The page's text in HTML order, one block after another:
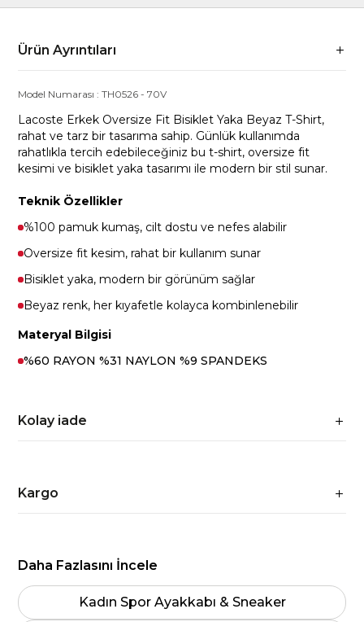
Ürün Ayrıntıları
Model Numarası :TH0526 -70V
Lacoste Erkek Oversize Fit Bisiklet Yaka Beyaz T-Shirt,
rahat ve tarz bir tasarıma sahip. Günlük kullanımda
rahatlıkla tercih edebileceğiniz bu t-shirt, oversize fit
kesimi ve bisiklet yaka tasarımı ile modern bir stil sunar.
Teknik Özellikler
%100 pamuk kumaş, cilt dostu ve nefes alabilir
Oversize fit kesim, rahat bir kullanım sunar
Bisiklet yaka, modern bir görünüm sağlar
Beyaz renk, her kıyafetle kolayca kombinlenebilir
Materyal Bilgisi
%60 RAYON %31 NAYLON %9 SPANDEKS
Kolay iade
Kargo
Daha Fazlasını İncele
Kadın Spor Ayakkabı & Sneaker